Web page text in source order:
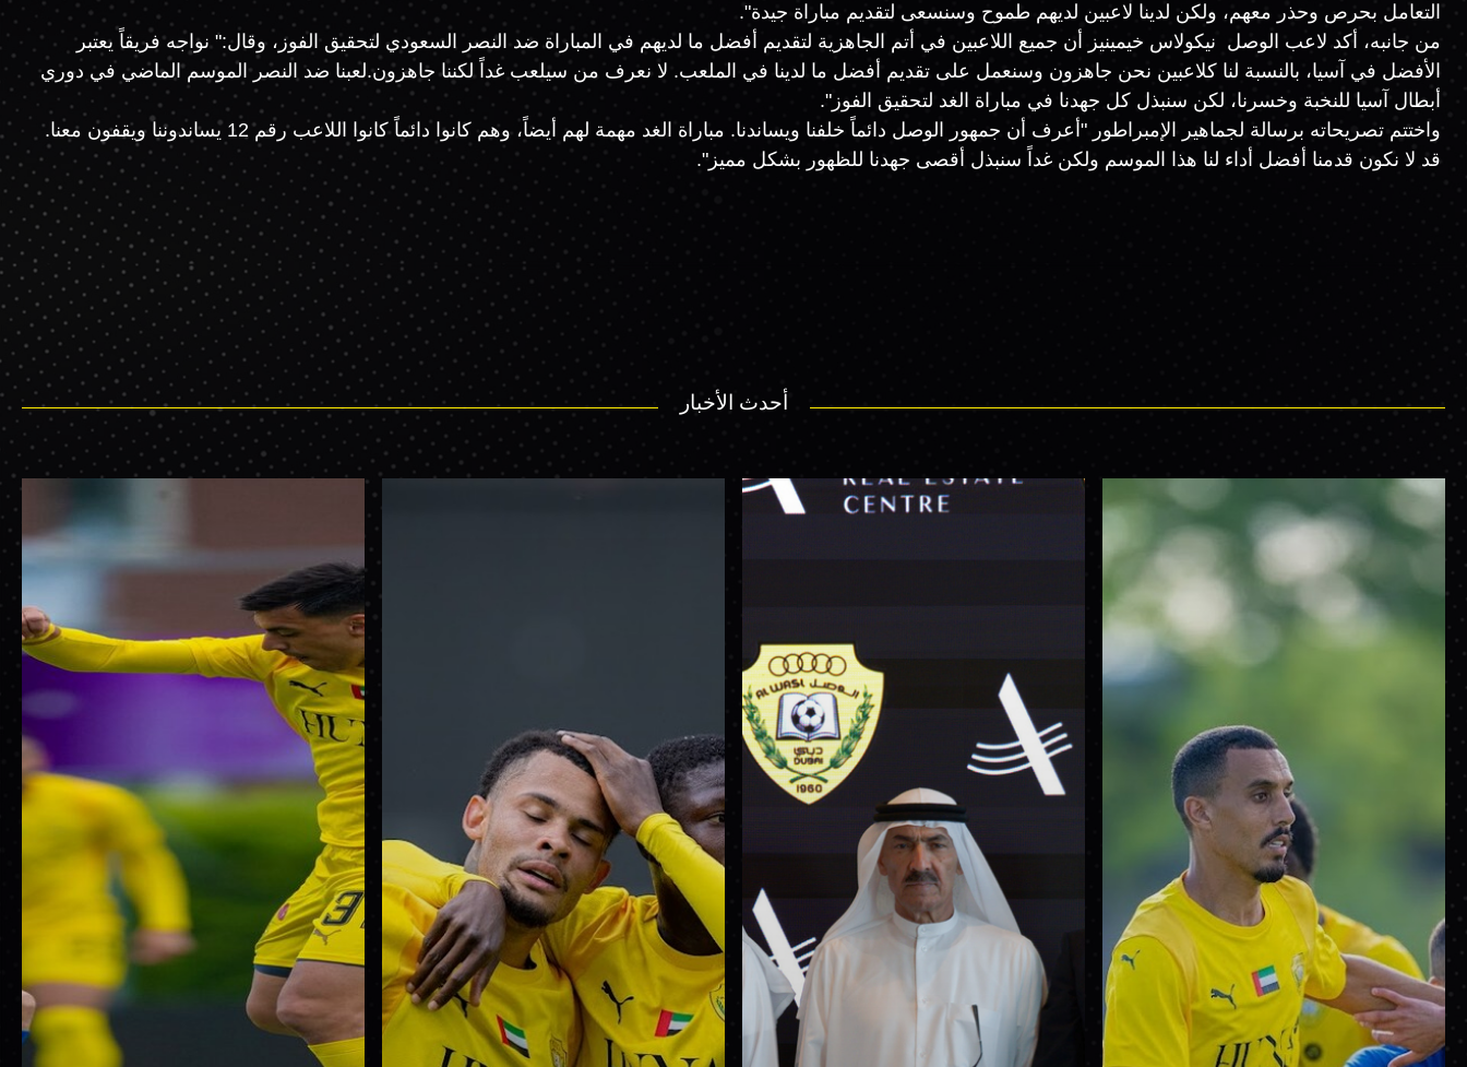
التعامل بحرص وحذر معهم، ولكن لدينا لاعبين لديهم طموح وسنسعى لتقديم مباراة جيدة".
من جانبه، أكد لاعب الوصل نيكولاس خيمينيز أن جميع اللاعبين في أتم الجاهزية لتقديم أفضل ما لديهم في المباراة ضد النصر السعودي لتحقيق الفوز، وقال:" نواجه فريقاً يعتبر
الأفضل في آسيا، بالنسبة لنا كلاعبين نحن جاهزون وسنعمل على تقديم أفضل ما لدينا في الملعب. لا نعرف من سيلعب غداً لكننا جاهزون.لعبنا ضد النصر الموسم الماضي في دوري
أبطال آسيا للنخبة وخسرنا، لكن سنبذل كل جهدنا في مباراة الغد لتحقيق الفوز".
واختتم تصريحاته برسالة لجماهير الإمبراطور "أعرف أن جمهور الوصل دائماً خلفنا ويساندنا. مباراة الغد مهمة لهم أيضاً، وهم كانوا دائماً كانوا اللاعب رقم 12 يساندوننا ويقفون معنا.
قد لا نكون قدمنا أفضل أداء لنا هذا الموسم ولكن غداً سنبذل أقصى جهدنا للظهور بشكل مميز".
أحدث الأخبار